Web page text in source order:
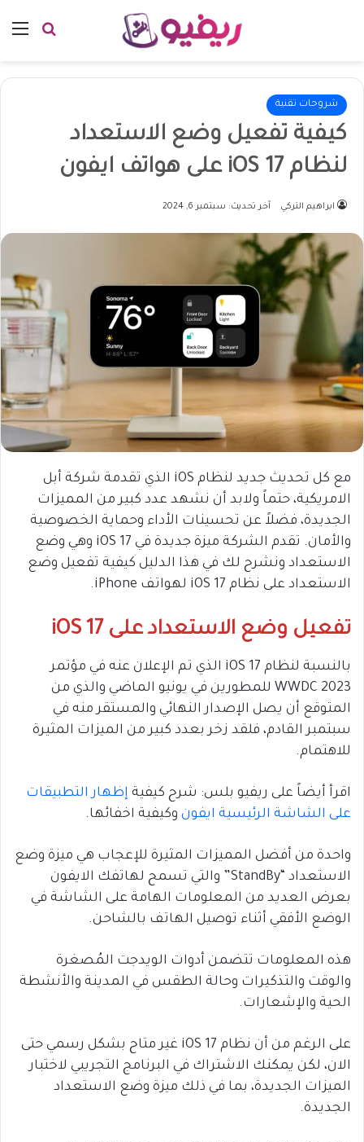
بحث
شروحات تقنية
كيفية تفعيل وضع الاستعداد
لنظام iOS 17 على هواتف ايفون
ابراهيم التركي آخر تحديث: سبتمبر 6, 2024
مع كل تحديث جديد لنظام iOS الذي تقدمة شركة أبل
الامريكية، حتماً ولابد أن نشهد عدد كبير من المميزات
الجديدة، فضلاً عن تحسينات الأداء وحماية الخصوصية
والأمان. تقدم الشركة ميزة جديدة في iOS 17 وهي وضع
الاستعداد ونشرح لك في هذا الدليل كيفية تفعيل وضع
الاستعداد على نظام iOS 17 لهواتف iPhone.
تفعيل وضع الاستعداد على iOS 17
بالنسبة لنظام iOS 17 الذي تم الإعلان عنه في مؤتمر
WWDC 2023 للمطورين في يونيو الماضي والذي من
المتوقع أن يصل الإصدار النهائي والمستقر منه في
سبتمبر القادم، فلقد زخر بعدد كبير من الميزات المثيرة
للاهتمام.
اقرأ أيضاً على ريفيو بلس: شرح كيفية إظهار التطبيقات
على الشاشة الرئيسية ايفون وكيفية اخفائها.
واحدة من أفضل المميزات المثيرة للإعجاب هي ميزة وضع
الاستعداد “StandBy” والتي تسمح لهاتفك الايفون
بعرض العديد من المعلومات الهامة على الشاشة في
الوضع الأفقي أثناء توصيل الهاتف بالشاحن.
هذه المعلومات تتضمن أدوات الويدجت المُصغرة
والوقت والتذكيرات وحالة الطقس في المدينة والأنشطة
الحية والإشعارات.
على الرغم من أن نظام iOS 17 غير متاح بشكل رسمي حتى
الان، لكن يمكنك الاشتراك في البرنامج التجريبي لاختبار
الميزات الجديدة، بما في ذلك ميزة وضع الاستعداد
الجديدة.